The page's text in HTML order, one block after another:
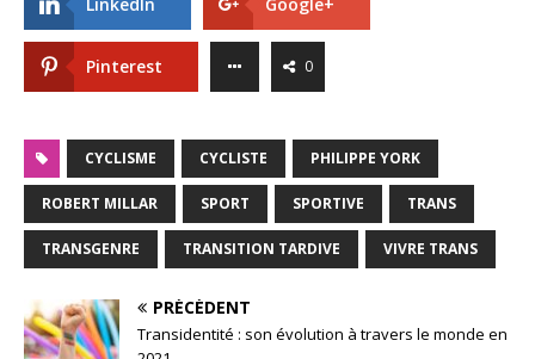
Pinterest 0
CYCLISME CYCLISTE PHILIPPE YORK
ROBERT MILLAR SPORT SPORTIVE TRANS
TRANSGENRE TRANSITION TARDIVE VIVRE TRANS
PRÉCÉDENT
Transidentité : son évolution à travers le monde en